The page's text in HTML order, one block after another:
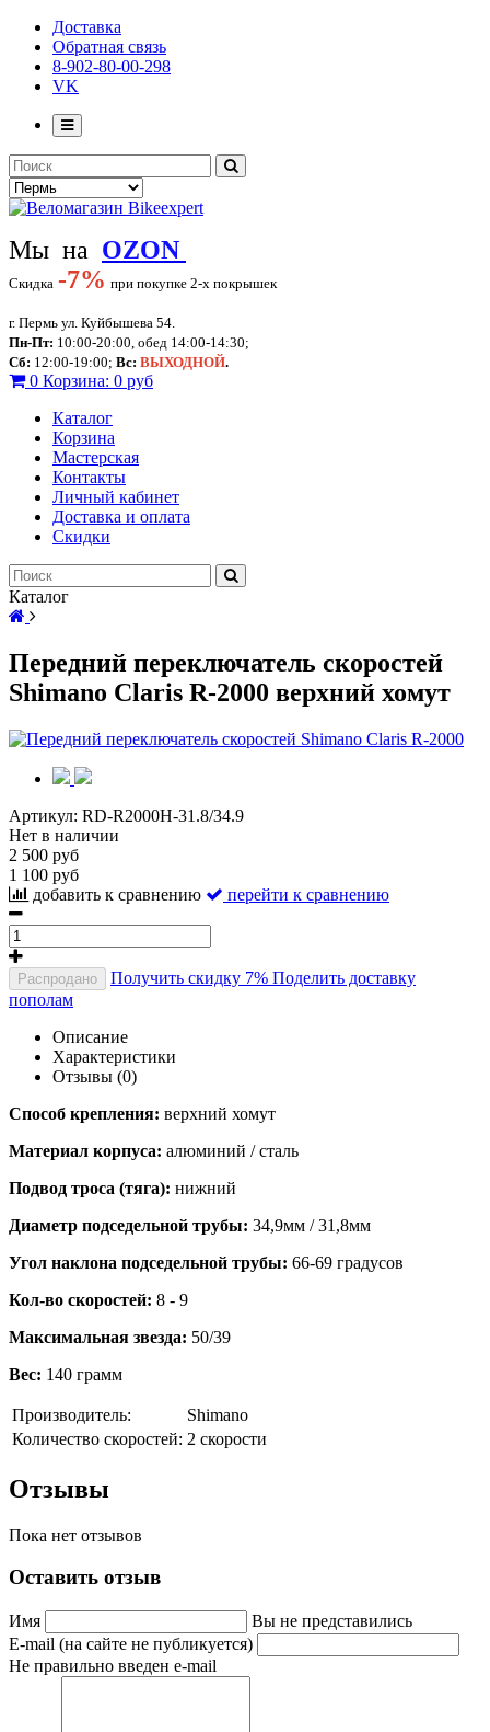
Доставка
Обратная связь
8-902-80-00-298
VK
Мы на OZON
Скидка -7% при покупке 2-х покрышек
г. Пермь ул. Куйбышева 54.
Пн-Пт: 10:00-20:00, обед 14:00-14:30;
Сб: 12:00-19:00; Вс: ВЫХОДНОЙ.
0 Корзина: 0 руб
Каталог
Корзина
Мастерская
Контакты
Личный кабинет
Доставка и оплата
Скидки
Каталог
Передний переключатель скоростей
Shimano Сlaris R-2000 верхний хомут
Артикул: RD-R2000H-31.8/34.9
Нет в наличии
2 500 руб
1 100 руб
добавить к сравнению
перейти к сравнению
Распродано Получить скидку 7% Поделить доставку
пополам
Описание
Характеристики
Отзывы (0)
Способ крепления: верхний хомут
Материал корпуса: алюминий / сталь
Подвод троса (тяга): нижний
Диаметр подседельной трубы: 34,9мм / 31,8мм
Угол наклона подседельной трубы: 66-69 градусов
Кол-во скоростей: 8 - 9
Максимальная звезда: 50/39
Вес: 140 грамм
Производитель:
Shimano
Количество скоростей: 2 скорости
Отзывы
Пока нет отзывов
Оставить отзыв
Имя
Вы не представились
E-mail (на сайте не публикуется)
Не правильно введен e-mail